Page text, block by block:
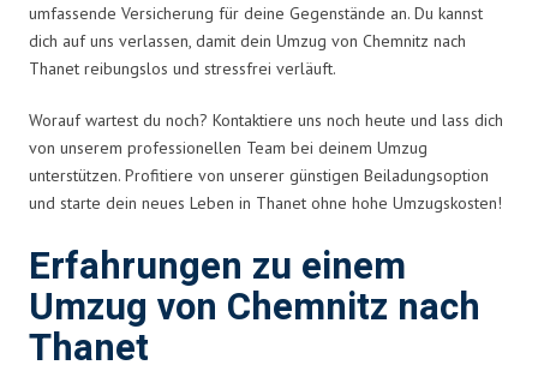
umfassende Versicherung für deine Gegenstände an. Du kannst
dich auf uns verlassen, damit dein Umzug von Chemnitz nach
Thanet reibungslos und stressfrei verläuft.
Worauf wartest du noch? Kontaktiere uns noch heute und lass dich
von unserem professionellen Team bei deinem Umzug
unterstützen. Profitiere von unserer günstigen Beiladungsoption
und starte dein neues Leben in Thanet ohne hohe Umzugskosten!
Erfahrungen zu einem
Umzug von Chemnitz nach
Thanet